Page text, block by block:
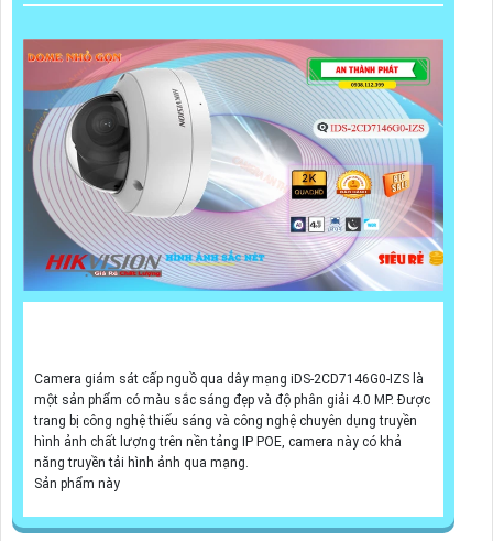
Camera giám sát cấp nguồ qua dây mạng iDS-2CD7146G0-IZS là
một sản phẩm có màu sắc sáng đẹp và độ phân giải 4.0 MP. Được
trang bị công nghệ thiếu sáng và công nghệ chuyên dụng truyền
hình ảnh chất lượng trên nền tảng IP POE, camera này có khả
năng truyền tải hình ảnh qua mạng.
Sản phẩm này